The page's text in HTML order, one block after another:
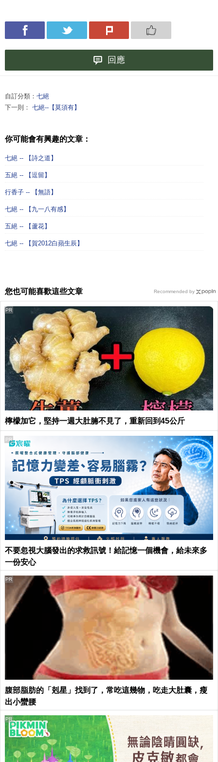
回應
自訂分類： 七絕
下一則： 七絕--【莫須有】
你可能會有興趣的文章：
七絕 -- 【詩之道】
五絕 -- 【逗留】
行香子 -- 【無語】
七絕 -- 【九一八有感】
五絕 -- 【蘆花】
七絕 -- 【賀2012白蘋生辰】
您也可能喜歡這些文章
檸檬加它，堅持一週大肚腩不見了，重新回到45公斤
PR
不要忽視大腦發出的求救訊號！給記憶一個機會，給未來多
一份安心
PR
腹部脂肪的「剋星」找到了，常吃這幾物，吃走大肚囊，瘦
出小蠻腰
PR
PR
Recommended by